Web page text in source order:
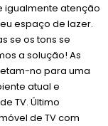
igualmente atenção
espaço de lazer.
se os tons se
a solução! As
no para uma
atual e
TV. Último
de TV com